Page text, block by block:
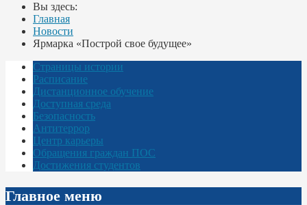
Вы здесь:
Главная
Новости
Ярмарка «Построй свое будущее»
Страницы истории
Расписание
Дистанционное обучение
Доступная среда
Безопасность
Антитеррор
Центр карьеры
Обращения граждан ПОС
Достижения студентов
Главное меню